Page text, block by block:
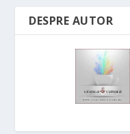
DESPRE AUTOR